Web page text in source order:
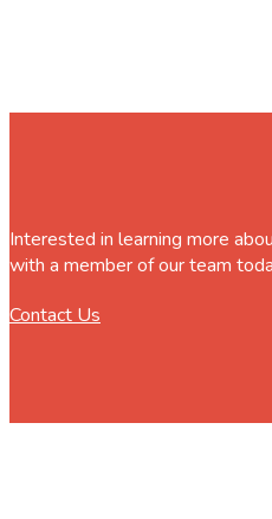
Interested in learning more
with a member of our team
Contact Us